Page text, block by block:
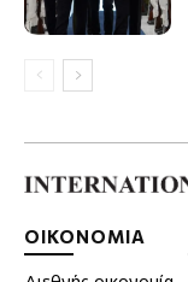
ΟΙΚΟΝΟΜΙΑ